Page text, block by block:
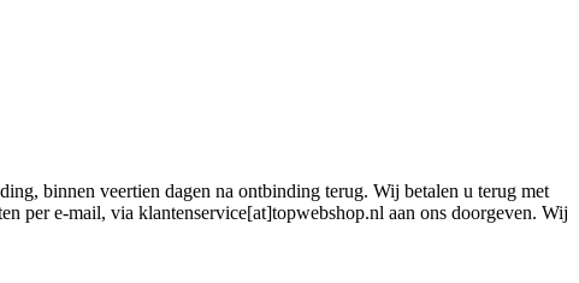
binnen veertien dagen na ontbinding terug. Wij betalen u terug met
per e-mail, via klantenservice[at]topwebshop.nl aan ons doorgeven. Wij